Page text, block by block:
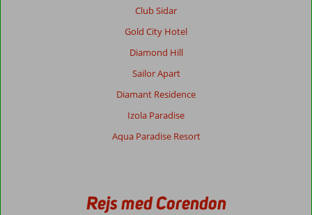
Club Sidar
Gold City Hotel
Diamond Hill
Sailor Apart
Diamant Residence
Izola Paradise
Aqua Paradise Resort
Rejs med Corendon